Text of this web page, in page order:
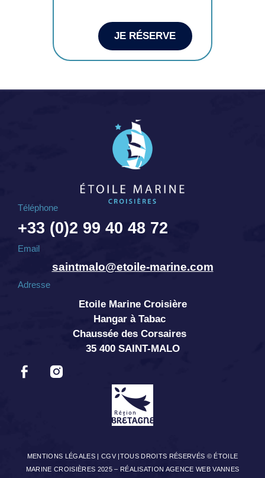
JE RÉSERVE
Téléphone
+33 (0)2 99 40 48 72
Email
saintmalo@etoile-marine.com
Adresse
Etoile Marine Croisière
Hangar à Tabac
Chaussée des Corsaires
35 400 SAINT-MALO
MENTIONS LÉGALES |CGV |TOUS DROITS RÉSERVÉS © ÉTOILE
MARINE CROISIÈRES 2025 – RÉALISATION AGENCE WEB VANNES